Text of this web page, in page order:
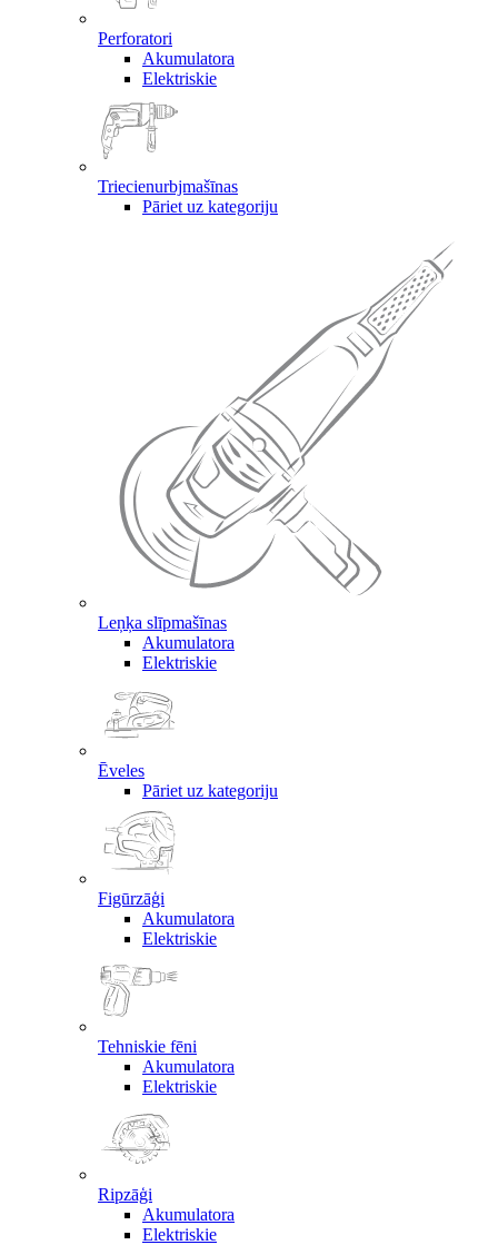
Perforatori
Akumulatora
Elektriskie
Triecienurbjmašīnas
Pāriet uz kategoriju
Leņķa slīpmašīnas
Akumulatora
Elektriskie
Ēveles
Pāriet uz kategoriju
Figūrzāģi
Akumulatora
Elektriskie
Tehniskie fēni
Akumulatora
Elektriskie
Ripzāģi
Akumulatora
Elektriskie